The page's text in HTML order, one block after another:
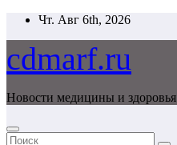
Перейти
содержимому
Чт. Авг 6th, 2026
cdmarf.ru
Новости медицины и здоровья